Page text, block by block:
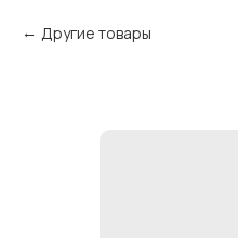
Другие товары